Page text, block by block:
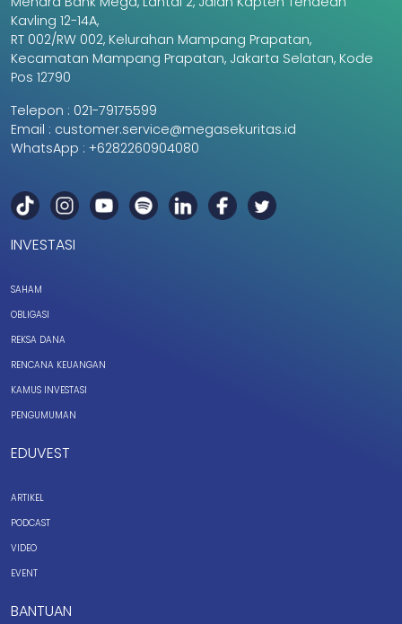
Kavling 12-14A,
RT 002/RW 002, Kelurahan Mampang Prapatan,
Kecamatan Mampang Prapatan, Jakarta Selatan, Kode
Pos 12790
Telepon : 021-79175599
Email : customer.service@megasekuritas.id
WhatsApp : +6282260904080
INVESTASI
SAHAM
OBLIGASI
REKSA DANA
RENCANA KEUANGAN
KAMUS INVESTASI
PENGUMUMAN
EDUVEST
ARTIKEL
PODCAST
VIDEO
EVENT
BANTUAN